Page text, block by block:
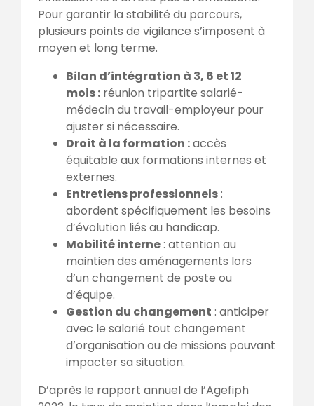
Pour garantir la stabilité du parcours,
plusieurs points de vigilance s’imposent à
moyen et long terme.
Bilan d’intégration à 3, 6 et 12
mois : réunion tripartite salarié-
médecin du travail-employeur pour
ajuster si nécessaire.
Droit à la formation :accès
équitable aux formations internes et
externes.
Entretiens professionnels:
abordent spécifiquement les besoins
d’évolution liés au handicap.
Mobilité interne: attention au
maintien des aménagements lors
d’un changement de poste ou
d’équipe.
Gestion du changement : anticiper
avec le salarié tout changement
d’organisation ou de missions pouvant
impacter sa situation.
D’après le rapport annuel de l’Agefiph